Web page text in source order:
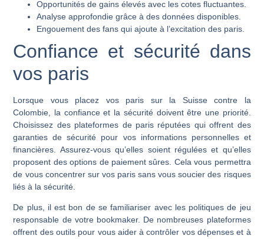
Opportunités de gains élevés avec les cotes fluctuantes.
Analyse approfondie grâce à des données disponibles.
Engouement des fans qui ajoute à l’excitation des paris.
Confiance et sécurité dans
vos paris
Lorsque vous placez vos paris sur la Suisse contre la
Colombie, la confiance et la sécurité doivent être une priorité.
Choisissez des plateformes de paris réputées qui offrent des
garanties de sécurité pour vos informations personnelles et
financières. Assurez-vous qu’elles soient régulées et qu’elles
proposent des options de paiement sûres. Cela vous permettra
de vous concentrer sur vos paris sans vous soucier des risques
liés à la sécurité.
De plus, il est bon de se familiariser avec les politiques de jeu
responsable de votre bookmaker. De nombreuses plateformes
offrent des outils pour vous aider à contrôler vos dépenses et à